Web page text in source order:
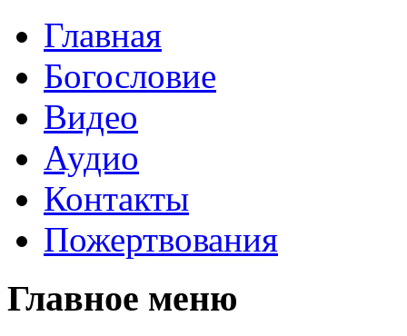
Главная
Богословие
Видео
Аудио
Контакты
Пожертвования
Главное меню